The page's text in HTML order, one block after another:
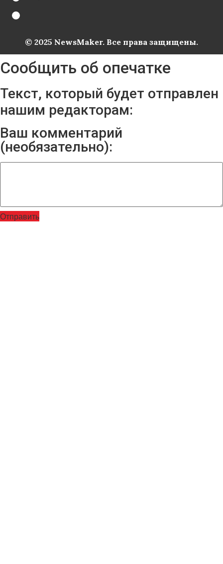
© 2025 NewsMaker. Все права защищены.
Сообщить об опечатке
Текст, который будет отправлен
нашим редакторам:
Ваш комментарий
(необязательно):
Отправить